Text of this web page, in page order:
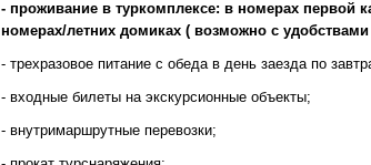
- проживание в туркомплексе: в номерах первой
номерах/летних домиках ( возможно с удобствами
- трехразовое питание с обеда в день заезда по
- входные билеты на экскурсионные объекты;
- внутримаршрутные перевозки;